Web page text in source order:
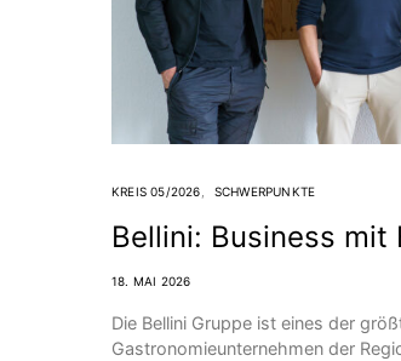
KREIS 05/2026 SCHWERPUNKTE
Bellini: Business mit
18. MAI 2026
Die Bellini Gruppe ist eines der
Gastronomieunternehmen der